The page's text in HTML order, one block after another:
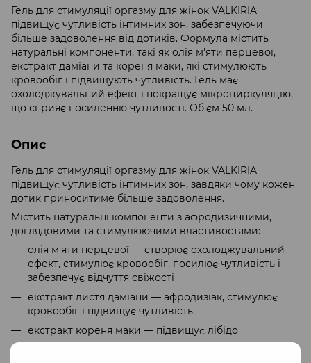
Гель для стимуляції оргазму для жінок VALKIRIA
підвищує чутливість інтимних зон, забезпечуючи
більше задоволення від дотиків. Формула містить
натуральні компоненти, такі як олія м'яти перцевої,
екстракт даміани та кореня маки, які стимулюють
кровообіг і підвищують чутливість. Гель має
охолоджувальний ефект і покращує мікроциркуляцію,
що сприяє посиленню чутливості. Об'єм 50 мл.
Опис
Гель для стимуляції оргазму для жінок VALKIRIA
підвищує чутливість інтимних зон, завдяки чому кожен
дотик приноситиме більше задоволення.
Містить натуральні компоненти з афродизичними,
доглядовими та стимулюючими властивостями:
олія м'яти перцевої — створює охолоджувальний
ефект, стимулює кровообіг, посилює чутливість і
забезпечує відчуття свіжості
екстракт листя даміани — афродизіак, стимулює
кровообіг і підвищує чутливість.
екстракт кореня маки — підвищує лібідо